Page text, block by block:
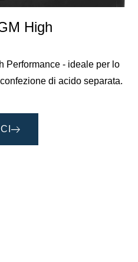
High
Performance - ideale per lo
di acido separata.